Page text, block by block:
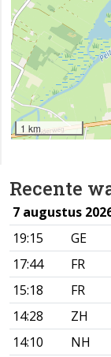
Recente
7 augustus
19:15
GE
17:44
FR
15:18
FR
14:28
ZH
14:10
NH
1 km